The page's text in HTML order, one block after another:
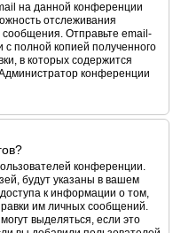
на данной конференции
отслеживания
Отправьте email-
полной копией полученного
в которых содержится
конференции
конференции.
будут указаны в вашем
к информации о том,
им личных сообщений.
выделяться, если это